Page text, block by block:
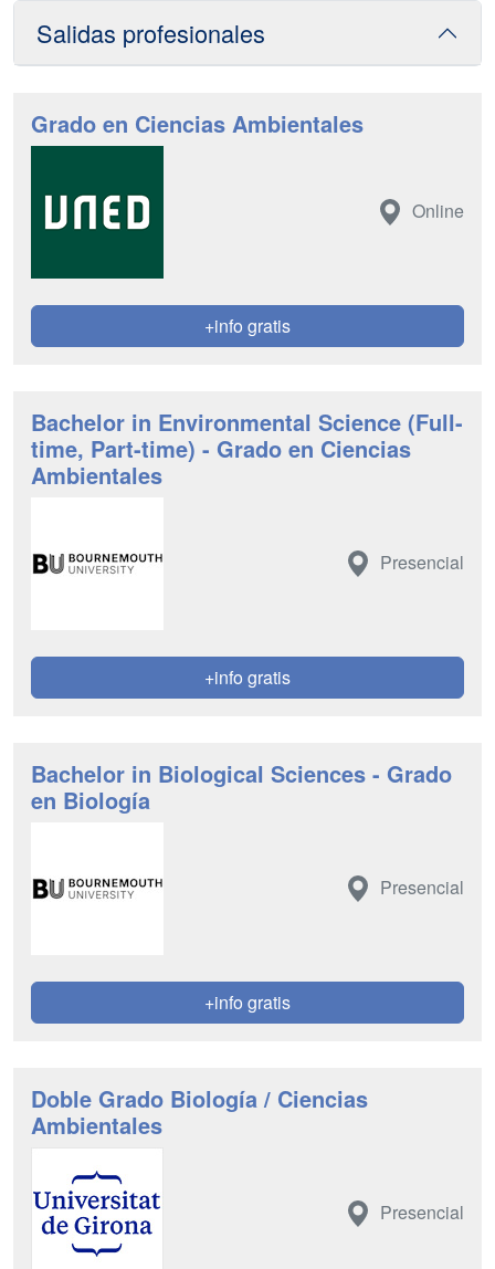
Salidas profesionales
Grado en Ciencias Ambientales
Online
+info gratis
Bachelor in Environmental Science (Full-
time, Part-time) - Grado en Ciencias
Ambientales
Presencial
+info gratis
Bachelor in Biological Sciences - Grado
en Biología
Presencial
+info gratis
Doble Grado Biología / Ciencias
Ambientales
Presencial